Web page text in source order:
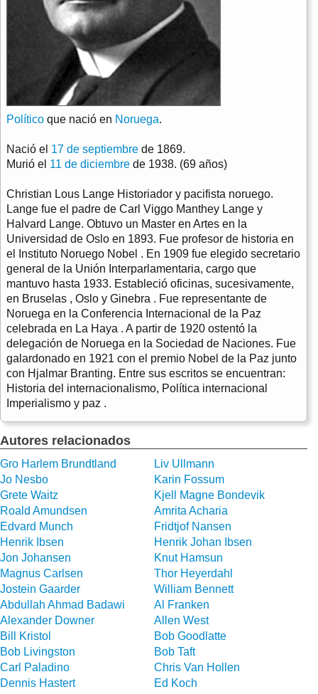
Político que nació en Noruega.
Nació el 17 de septiembre de 1869.
Murió el 11 de diciembre de 1938. (69 años)
Christian Lous Lange Historiador y pacifista noruego.
Lange fue el padre de Carl Viggo Manthey Lange y
Halvard Lange. Obtuvo un Master en Artes en la
Universidad de Oslo en 1893. Fue profesor de historia en
el Instituto Noruego Nobel . En 1909 fue elegido secretario
general de la Unión Interparlamentaria, cargo que
mantuvo hasta 1933. Estableció oficinas, sucesivamente,
en Bruselas , Oslo y Ginebra . Fue representante de
Noruega en la Conferencia Internacional de la Paz
celebrada en La Haya . A partir de 1920 ostentó la
delegación de Noruega en la Sociedad de Naciones. Fue
galardonado en 1921 con el premio Nobel de la Paz junto
con Hjalmar Branting. Entre sus escritos se encuentran:
Historia del internacionalismo, Política internacional
Imperialismo y paz .
Autores relacionados
Gro Harlem Brundtland
Liv Ullmann
Jo Nesbo
Karin Fossum
Grete Waitz
Kjell Magne Bondevik
Roald Amundsen
Amrita Acharia
Edvard Munch
Fridtjof Nansen
Henrik Ibsen
Henrik Johan Ibsen
Jon Johansen
Knut Hamsun
Magnus Carlsen
Thor Heyerdahl
Jostein Gaarder
William Bennett
Abdullah Ahmad Badawi
Al Franken
Alexander Downer
Allen West
Bill Kristol
Bob Goodlatte
Bob Livingston
Bob Taft
Carl Paladino
Chris Van Hollen
Dennis Hastert
Ed Koch